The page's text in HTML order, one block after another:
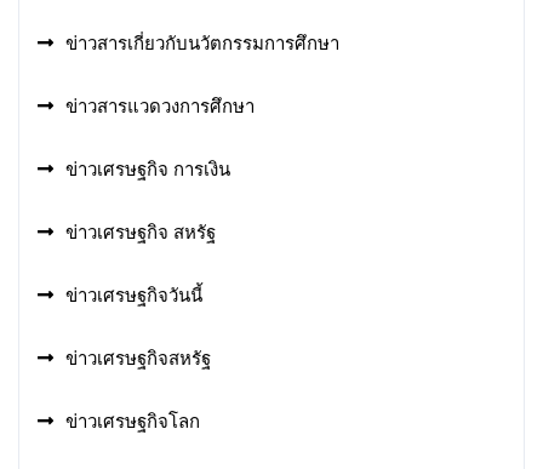
ข่าวสารเกี่ยวกับนวัตกรรมการศึกษา
ข่าวสารแวดวงการศึกษา
ข่าวเศรษฐกิจ การเงิน
ข่าวเศรษฐกิจ สหรัฐ
ข่าวเศรษฐกิจวันนี้
ข่าวเศรษฐกิจสหรัฐ
ข่าวเศรษฐกิจโลก